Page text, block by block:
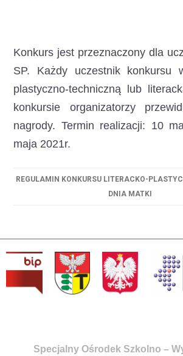
Konkurs jest przeznaczony dla
SP. Każdy uczestnik konkursu
plastyczno-techniczną lub
konkursie organizatorzy
nagrody. Termin realizacji: 10
maja 2021r.
REGULAMIN KONKURSU LITERACKO-
DNIA MATKI
Specjalny Ośrodek Szkolno –